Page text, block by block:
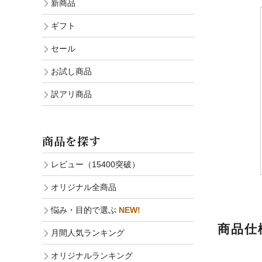
商品仕
新商品
ギフト
セール
お試し商品
訳アリ商品
商品を探す
レビュー（15400突破）
オリジナル全商品
悩み・目的で選ぶ NEW!
月間人気ランキング
オリジナルランキング